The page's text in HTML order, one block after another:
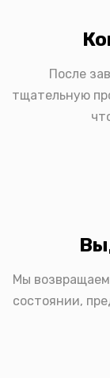
После
тщательную
Мы
состоянии,